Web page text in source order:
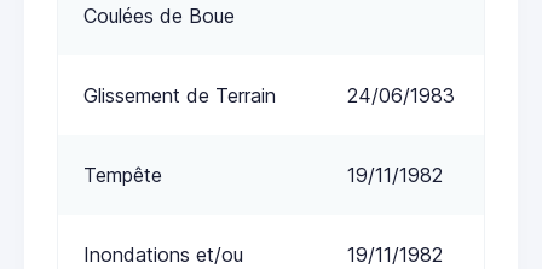
Coulées de Boue
Glissement de Terrain 24/06/1983
Tempête 19/11/1982
Inondations et/ou
19/11/1982